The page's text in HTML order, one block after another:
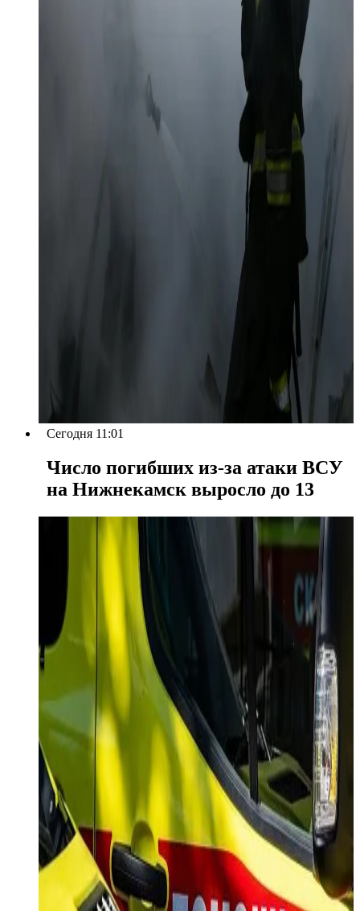
Сегодня 11:01
Число погибших из-за атаки ВСУ
на Нижнекамск выросло до 13